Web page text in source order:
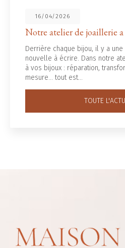
16/04/2026
Notre atelier de joaillerie a
Derrière chaque bijou, il y a une
nouvelle à écrire. Dans notre atelier,
à vos bijoux : réparation,
mesure… tout est…
TOUTE L'ACTUALITÉ